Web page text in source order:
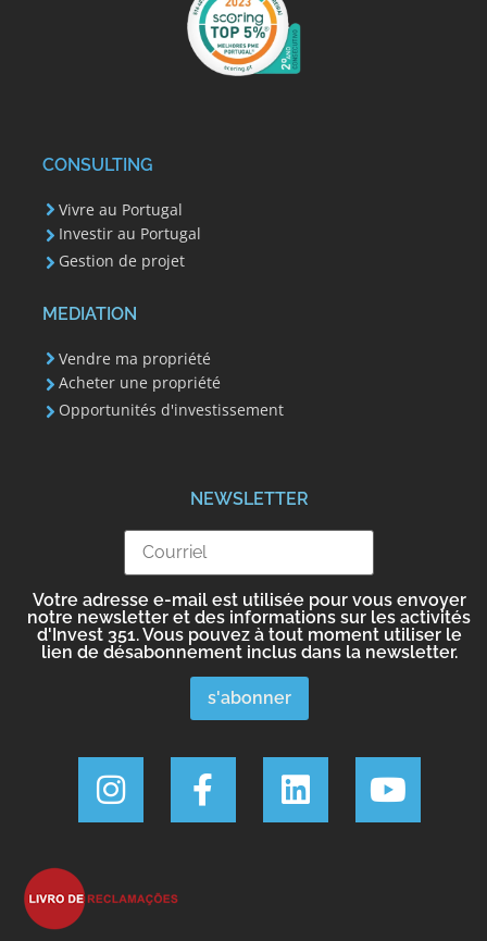
CONSULTING
Vivre au Portugal
Investir au Portugal
Gestion de projet
MEDIATION
Vendre ma propriété
Acheter une propriété
Opportunités d'investissement
NEWSLETTER
Votre adresse e-mail est utilisée pour vous envoyer
notre newsletter et des informations sur les activités
d'Invest 351. Vous pouvez à tout moment utiliser le
lien de désabonnement inclus dans la newsletter.